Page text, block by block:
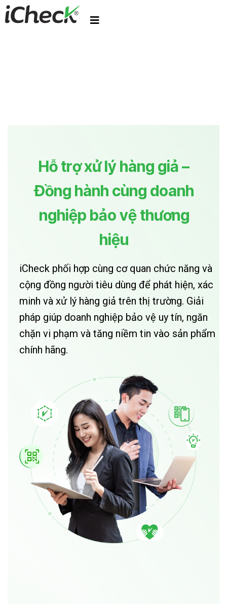
iCheck phối hợp cùng cơ quan chức năng và
cộng đồng người tiêu dùng để phát hiện, xác
minh và xử lý hàng giả trên thị trường. Giải
pháp giúp doanh nghiệp bảo vệ uy tín, ngăn
chặn vi phạm và tăng niềm tin vào sản phẩm
chính hãng.
Hỗ trợ xử lý hàng giả –
Đồng hành cùng doanh
nghiệp bảo vệ thương
hiệu